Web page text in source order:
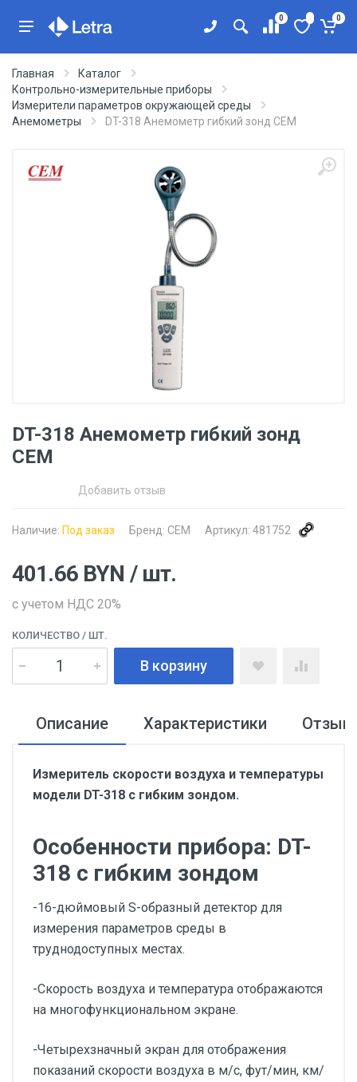
0 0
Главная
Каталог
Контрольно-измерительные приборы
Измерители параметров окружающей среды
Анемометры
DT-318 Анемометр гибкий зонд CEM
DT-318 Анемометр гибкий зонд
CEM
Добавить отзыв
Наличие: Под заказ Бренд: CEM Артикул: 481752
401.66 BYN / шт.
с учетом НДС 20%
КОЛИЧЕСТВО / ШТ.
В корзину
Описание Характеристики
Измеритель скорости воздуха и температуры
модели DT-318 с гибким зондом.
Особенности прибора: DT-
318 с гибким зондом
-16-дюймовый S-образный детектор для
измерения параметров среды в
труднодоступных местах.
-Скорость воздуха и температура отображаются
на многофункциональном экране.
-Четырехзначный экран для отображения
показаний скорости воздуха в м/с, фут/мин, км/